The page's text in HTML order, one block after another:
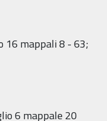
16 mappali 8 - 63;
6 mappale 20